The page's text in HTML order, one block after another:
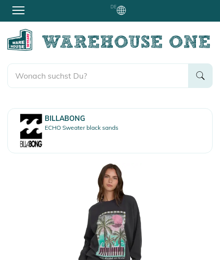
DE
BILLABONG
ECHO Sweater black sands